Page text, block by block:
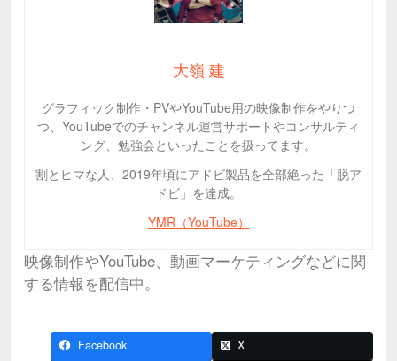
大嶺 建
グラフィック制作・PVやYouTube用の映像制作をやりつ
つ、YouTubeでのチャンネル運営サポートやコンサルティ
ング、勉強会といったことを扱ってます。
割とヒマな人、2019年頃にアドビ製品を全部絶った「脱ア
ドビ」を達成。
YMR（YouTube）
映像制作やYouTube、動画マーケティングなどに関
する情報を配信中。
Facebook
X